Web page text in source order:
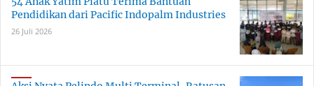
Pendidikan dari Pacific Indopalm Industries
26 Juli 2026